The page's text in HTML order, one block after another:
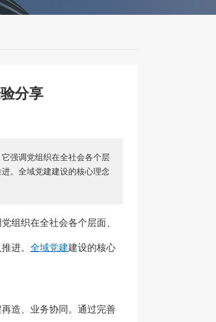
分享
强调党组织在全社会各个层
。全域党建建设的核心理念
组织在全社会各个层面、
进。 全域党建建设的核心
造、业务协同。通过完善